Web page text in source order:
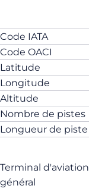
Code IATA
Code OACI
Latitude
Longitude
Altitude
Nombre de pistes
Longueur de piste
Terminal d'aviation
général